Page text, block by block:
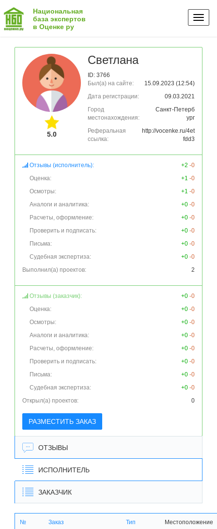
Национальная
база экспертов
в Оценке ру
5.0
Светлана
ID: 3766
Был(а) на сайте:
15.09.2023 (12:54)
Дата регистрации:
09.03.2021
Город
местонахождения:
Санкт-Петерб
ург
Реферальная
ссылка:
http://vocenke.ru/4et
fdd3
Отзывы (исполнитель): +2 -0
Оценка:
+1 -0
Осмотры:
+1 -0
Аналоги и аналитика:
+0 -0
Расчеты, оформление:
+0 -0
Проверить и подписать:
+0 -0
Письма:
+0 -0
Судебная экспертиза:
+0 -0
Выполнил(а) проектов:
2
Отзывы (заказчик): +0 -0
Оценка:
+0 -0
Осмотры:
+0 -0
Аналоги и аналитика:
+0 -0
Расчеты, оформление:
+0 -0
Проверить и подписать:
+0 -0
Письма:
+0 -0
Судебная экспертиза:
+0 -0
Открыл(а) проектов:
0
РАЗМЕСТИТЬ ЗАКАЗ
ОТЗЫВЫ
ИСПОЛНИТЕЛЬ
ЗАКАЗЧИК
№ Заказ Тип Местоположение